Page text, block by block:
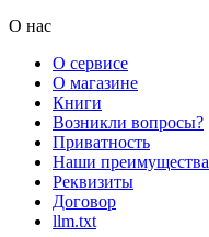
О нас
О сервисе
О магазине
Книги
Возникли вопросы?
Приватность
Наши преимущества
Реквизиты
Договор
llm.txt